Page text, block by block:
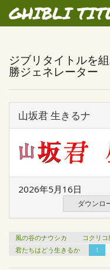
GHIBLI
ジブリタイトルを
勝ジェネレーター
山坂君 生きるナ
2026年5月16日
ダウンロ
風の谷のナウシカ コクリコ
君たちはどう生きるか
1